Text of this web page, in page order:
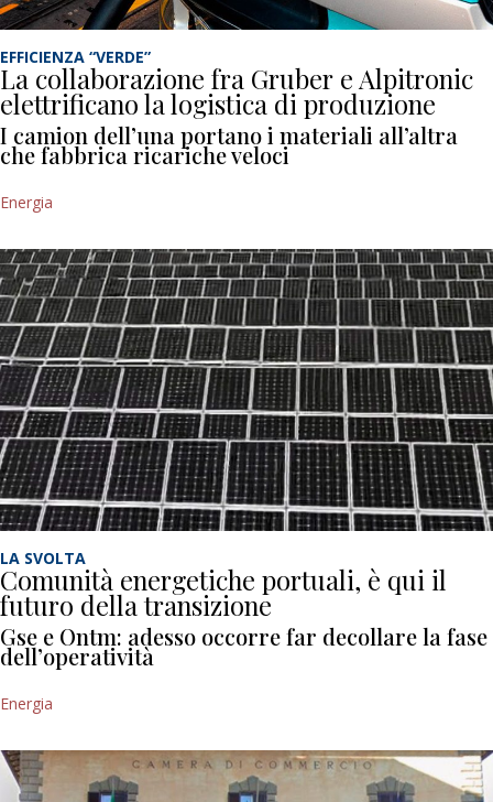
EFFICIENZA “VERDE”
La collaborazione fra Gruber e Alpitronic
elettrificano la logistica di produzione
I camion dell’una portano i materiali all’altra
che fabbrica ricariche veloci
Energia
LA SVOLTA
Comunità energetiche portuali, è qui il
futuro della transizione
Gse e Ontm: adesso occorre far decollare la fase
dell’operatività
Energia